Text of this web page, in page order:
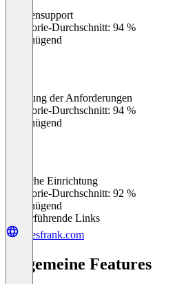
Kundensupport
Kategorie-Durchschnitt: 94 %
Ungenügend
Erfüllung der Anforderungen
Kategorie-Durchschnitt: 94 %
Ungenügend
Einfache Einrichtung
Kategorie-Durchschnitt: 92 %
Ungenügend
Weiterführende Links
salesfrank.com
Allgemeine Features